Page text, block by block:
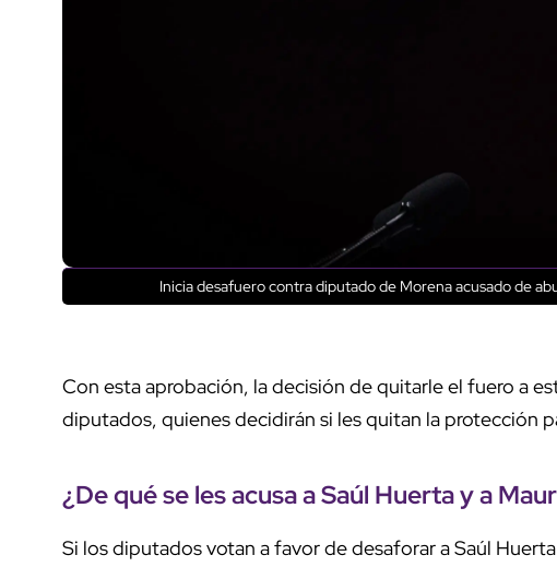
Inicia desafuero contra diputado de Morena acusado de
Con esta aprobación, la decisión de quitarle el fuero a
diputados, quienes decidirán si les quitan la protección
¿De qué se les acusa a Saúl Huerta y a
Si los diputados votan a favor de desaforar a Saúl